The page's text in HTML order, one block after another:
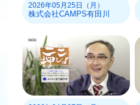
2026年05月25日（月）
株式会社CAMPS有田川